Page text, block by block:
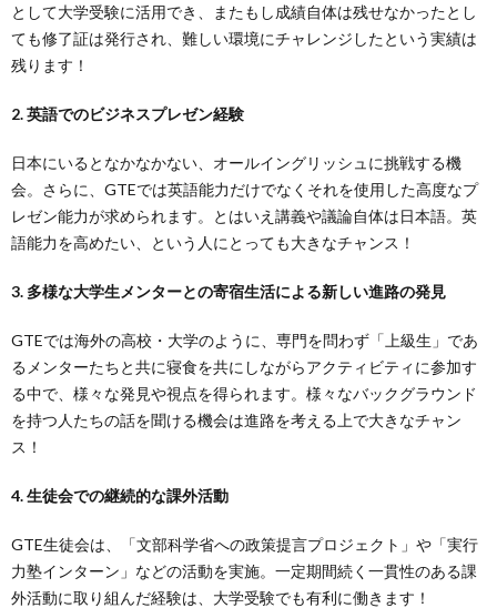
として大学受験に活用でき、またもし成績自体は残せなかったとし
ても修了証は発行され、難しい環境にチャレンジしたという実績は
残ります！
2. 英語でのビジネスプレゼン経験
日本にいるとなかなかない、オールイングリッシュに挑戦する機
会。さらに、GTEでは英語能力だけでなくそれを使用した高度なプ
レゼン能力が求められます。とはいえ講義や議論自体は日本語。英
語能力を高めたい、という人にとっても大きなチャンス！
3. 多様な大学生メンターとの寄宿生活による新しい進路の発見
GTEでは海外の高校・大学のように、専門を問わず「上級生」であ
るメンターたちと共に寝食を共にしながらアクティビティに参加す
る中で、様々な発見や視点を得られます。様々なバックグラウンド
を持つ人たちの話を聞ける機会は進路を考える上で大きなチャン
ス！
4. 生徒会での継続的な課外活動
GTE生徒会は、「文部科学省への政策提言プロジェクト」や「実行
力塾インターン」などの活動を実施。一定期間続く一貫性のある課
外活動に取り組んだ経験は、大学受験でも有利に働きます！